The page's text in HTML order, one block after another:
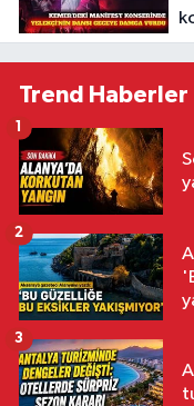
Trend Haberler
1
2
3